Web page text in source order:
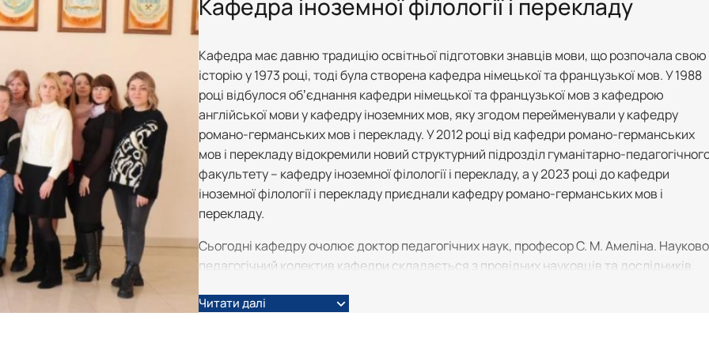
Робочі програми, силабуси, ЕНК
Робочі програми, силабуси, ЕНК
Робочі програми, силабуси, ЕНК
Робочі програми, силабуси, ЕНК
Découvertes
Кафедра іноземної філології і перекладу
Кафедра має давню традицію освітньої підготовки знавців мови, що розпочала свою
історію у 1973 році, тоді була створена кафедра німецької та французької мов. У 1988
році відбулося обʼєднання кафедри німецької та французької мов з кафедрою
англійської мови у кафедру іноземних мов, яку згодом перейменували у кафедру
романо-германських мов і перекладу. У 2012 році від кафедри романо-германських
мов і перекладу відокремили новий структурний підрозділ гуманітарно-
факультету – кафедру іноземної філології і перекладу, а у 2023 році до кафедри
іноземної філології і перекладу приєднали кафедру романо-германських мов і
перекладу.
Сьогодні кафедру очолює доктор педагогічних наук, професор С. М. Амеліна.
педагогічний колектив кафедри складається з провідних науковців та дослідників.
три із вченим званням професора та два із вченим званням доцента, одинадцять
Читати далі